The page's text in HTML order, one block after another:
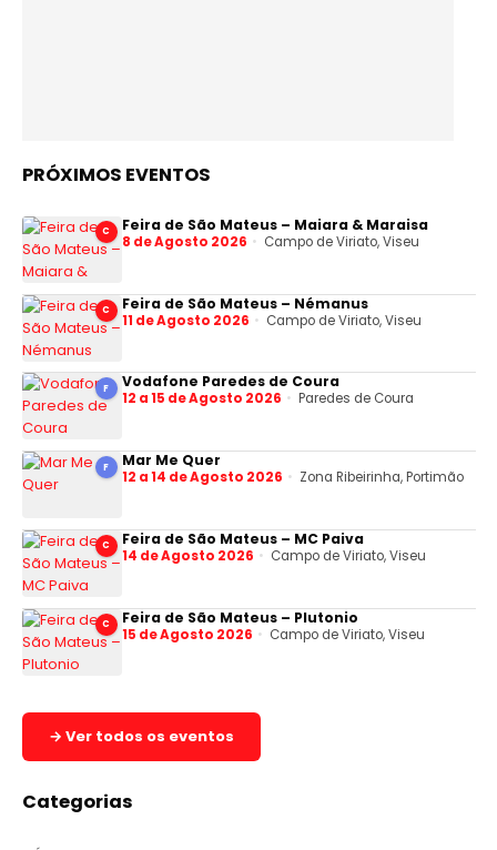
PRÓXIMOS EVENTOS
C Feira de São Mateus – Maiara & Maraisa
8 de Agosto 2026 Campo de Viriato, Viseu
C Feira de São Mateus – Némanus
11 de Agosto 2026 Campo de Viriato, Viseu
F Vodafone Paredes de Coura
12 a 15 de Agosto 2026 Paredes de Coura
F Mar Me Quer
12 a 14 de Agosto 2026 Zona Ribeirinha, Portimão
C Feira de São Mateus – MC Paiva
14 de Agosto 2026 Campo de Viriato, Viseu
C Feira de São Mateus – Plutonio
15 de Agosto 2026 Campo de Viriato, Viseu
→ Ver todos os eventos
Categorias